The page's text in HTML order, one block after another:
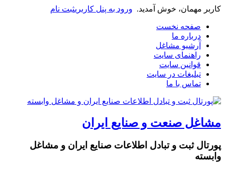
کاربر مهمان، خوش آمدید. ورود به پنل کاربریثبت نام
صفحه نخست
درباره ما
آرشیو مشاغل
راهنمای سایت
قوانین سایت
تبلیغات در سایت
تماس با ما
مشاغل صنعت و صنایع ایران
پورتال ثبت و تبادل اطلاعات صنایع ایران و مشاغل
وابسته